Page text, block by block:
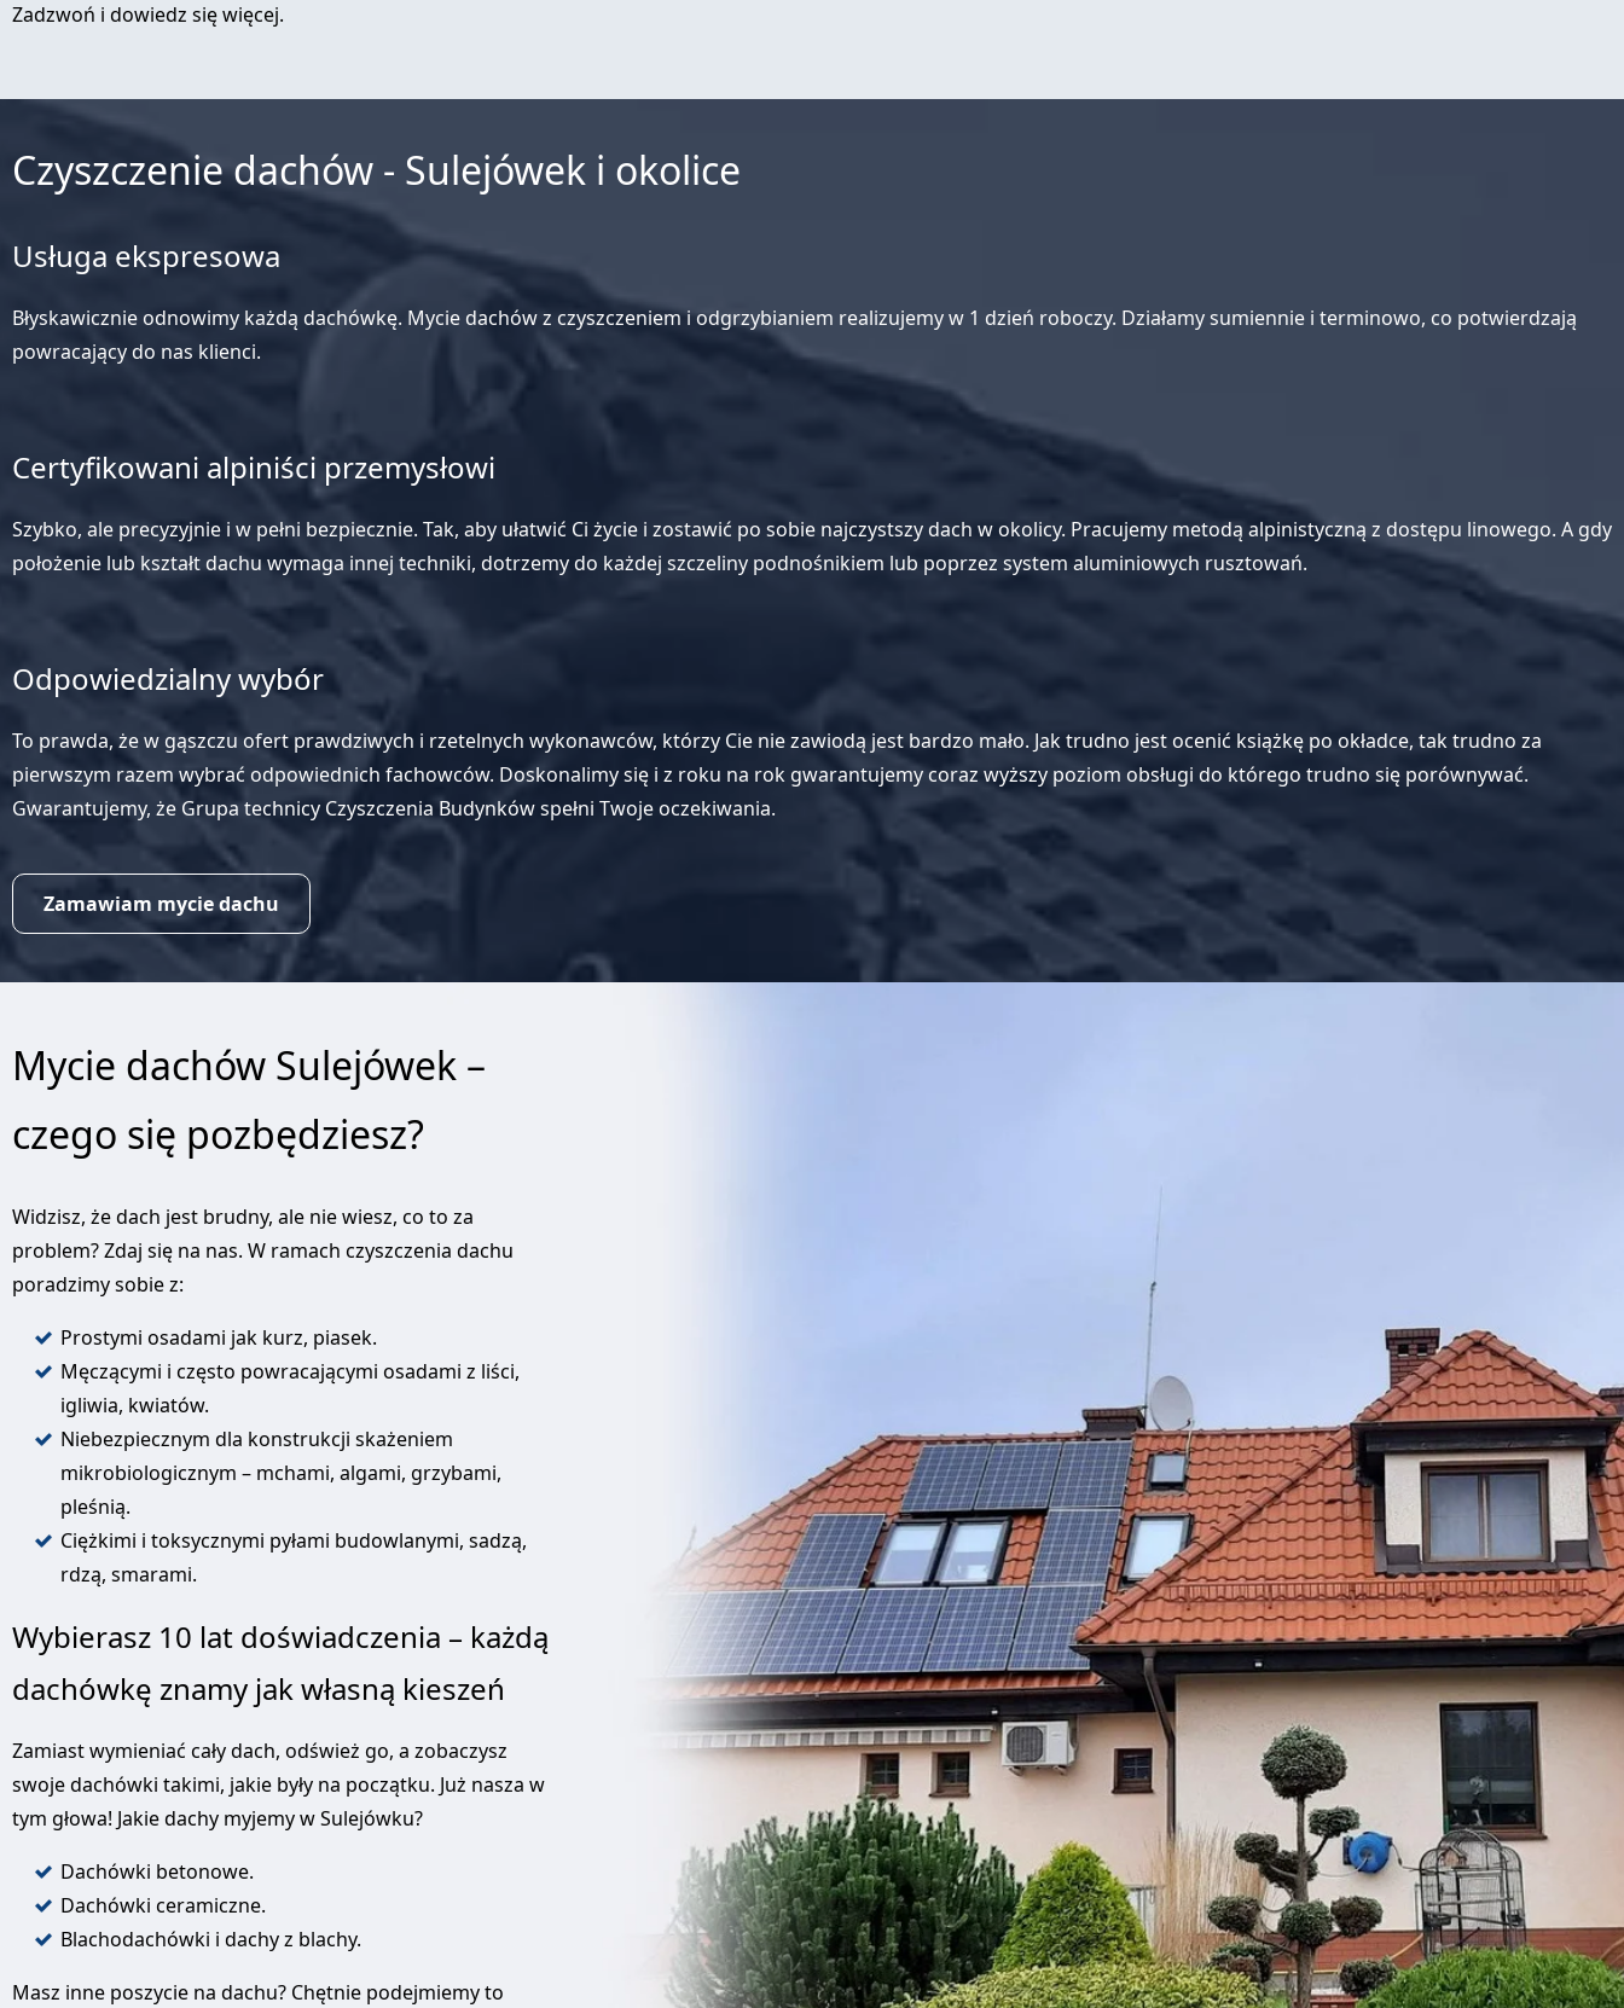
Zadzwoń i dowiedz się więcej.
Czyszczenie dachów - Sulejówek i okolice
Usługa ekspresowa
Błyskawicznie odnowimy każdą dachówkę. Mycie dachów z czyszczeniem i odgrzybianiem realizujemy w 1 dzień roboczy. Działamy sumiennie i terminowo, co potwierdzają
powracający do nas klienci.
Certyfikowani alpiniści przemysłowi
Szybko, ale precyzyjnie i w pełni bezpiecznie. Tak, aby ułatwić Ci życie i zostawić po sobie najczystszy dach w okolicy. Pracujemy metodą alpinistyczną z dostępu linowego. A gdy
położenie lub kształt dachu wymaga innej techniki, dotrzemy do każdej szczeliny podnośnikiem lub poprzez system aluminiowych rusztowań.
Odpowiedzialny wybór
To prawda, że w gąszczu ofert prawdziwych i rzetelnych wykonawców, którzy Cie nie zawiodą jest bardzo mało. Jak trudno jest ocenić książkę po okładce, tak trudno za
pierwszym razem wybrać odpowiednich fachowców. Doskonalimy się i z roku na rok gwarantujemy coraz wyższy poziom obsługi do którego trudno się porównywać.
Gwarantujemy, że Grupa technicy Czyszczenia Budynków spełni Twoje oczekiwania.
Zamawiam mycie dachu
Mycie dachów Sulejówek –
czego się pozbędziesz?
Widzisz, że dach jest brudny, ale nie wiesz, co to za
problem? Zdaj się na nas. W ramach czyszczenia dachu
poradzimy sobie z:
Prostymi osadami jak kurz, piasek.
Męczącymi i często powracającymi osadami z liści,
igliwia, kwiatów.
Niebezpiecznym dla konstrukcji skażeniem
mikrobiologicznym – mchami, algami, grzybami,
pleśnią.
Ciężkimi i toksycznymi pyłami budowlanymi, sadzą,
rdzą, smarami.
Wybierasz 10 lat doświadczenia – każdą
dachówkę znamy jak własną kieszeń
Zamiast wymieniać cały dach, odśwież go, a zobaczysz
swoje dachówki takimi, jakie były na początku. Już nasza w
tym głowa! Jakie dachy myjemy w Sulejówku?
Dachówki betonowe.
Dachówki ceramiczne.
Blachodachówki i dachy z blachy.
Masz inne poszycie na dachu? Chętnie podejmiemy to